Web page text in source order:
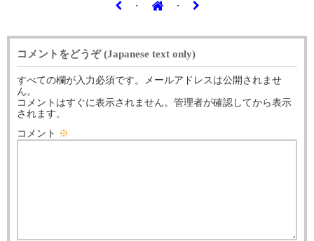
・ ・
コメントをどうぞ (Japanese text only)
すべての欄が入力必須です。メールアドレスは公開されませ
ん。
コメントはすぐに表示されません。管理者が確認してから表示
されます。
コメント ※